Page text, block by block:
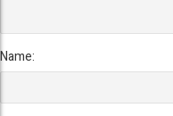
Name: